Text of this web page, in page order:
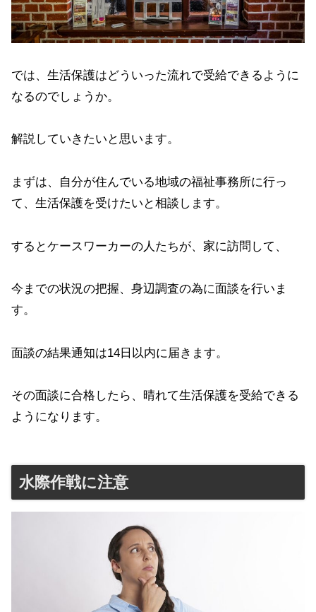
では、生活保護はどういった流れで受給できるように
なるのでしょうか。
解説していきたいと思います。
まずは、自分が住んでいる地域の福祉事務所に行っ
て、生活保護を受けたいと相談します。
するとケースワーカーの人たちが、家に訪問して、
今までの状況の把握、身辺調査の為に面談を行いま
す。
面談の結果通知は14日以内に届きます。
その面談に合格したら、晴れて生活保護を受給できる
ようになります。
水際作戦に注意